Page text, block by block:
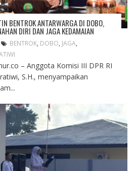
BENTROK ANTARWARGA DI DOBO,
DIRI DAN JAGA KEDAMAIAN
BENTROK, DOBO, JAGA,
– Anggota Komisi III DPR RI
S.H., menyampaikan